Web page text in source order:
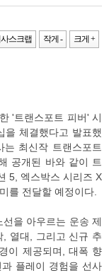
스크랩 작게 - 크게 +
'트랜스포트 피버' 시
을 체결했다고 발표했
최신작 트랜스포트
공개된 바와 같이 트
5, 엑스박스 시리즈 X
를 전달할 예정이다.
을 아우르는 운송 제
, 열대, 그리고 신규 추
이 제공되며, 대폭 향
플레이 경험을 선사